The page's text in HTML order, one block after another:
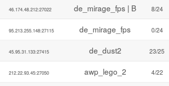
46.174.48.212:27022 de_mirage_fps | B 8/24
95.213.255.148:27115 de_mirage_fps 0/24
45.95.31.133:27415 de_dust2 23/25
212.22.93.45:27050 awp_lego_2 4/22